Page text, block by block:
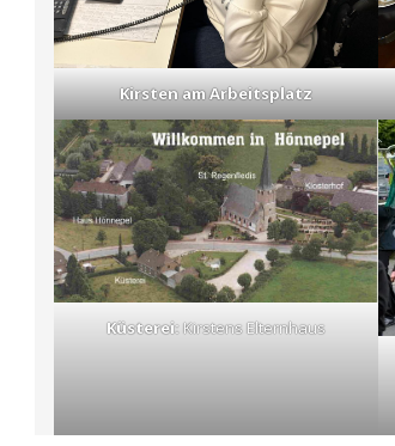
Kirsten am Arbeitsplatz
Küsterei:Kirstens Elternhaus